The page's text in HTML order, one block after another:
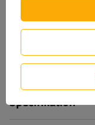
Specifikation